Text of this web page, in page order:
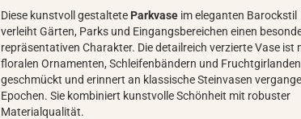
Diese kunstvoll gestaltete Parkvase im eleganten Barockstil
verleiht Gärten, Parks und Eingangsbereichen einen
repräsentativen Charakter. Die detailreich verzierte Vase ist
floralen Ornamenten, Schleifenbändern und Fruchtgirlanden
geschmückt und erinnert an klassische Steinvasen
Epochen. Sie kombiniert kunstvolle Schönheit mit robuster
Materialqualität.